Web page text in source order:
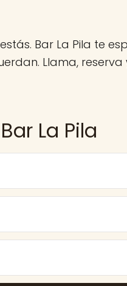
Bar La Pila te
Llama, reserva
La Pila